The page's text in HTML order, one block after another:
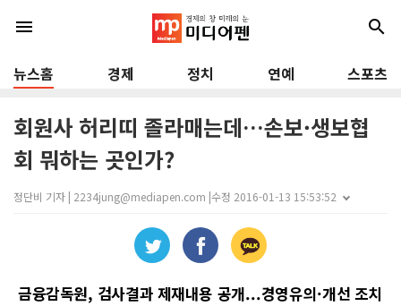
menu search
뉴스홈 경제 정치 연예 스포츠
회원사 허리띠 졸라매는데…손보·생보협
회 뭐하는 곳인가?
정단비 기자 | 2234jung@mediapen.com |수정 2016-01-13 15:53:52
금융감독원, 검사결과 제재내용 공개...경영유의·개선 조치